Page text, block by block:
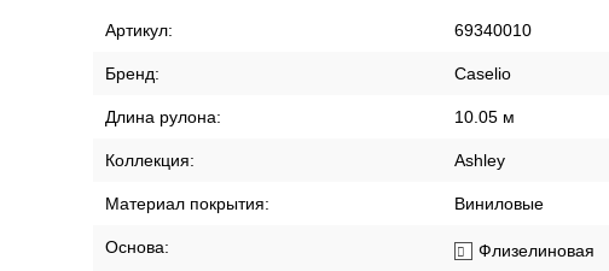
Артикул: 69340010
Бренд: Caselio
Длина рулона: 10.05 м
Коллекция: Ashley
Материал покрытия: Виниловые
Основа: Флизелиновая